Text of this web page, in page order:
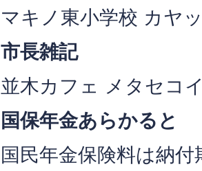
マキノ東小学校 カヤ
市長雑記
並木カフェ メタセコ
国保年金あらかると
国民年金保険料は納